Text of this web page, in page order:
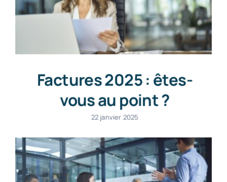
Factures 2025 : êtes-
vous au point ?
22 janvier 2025